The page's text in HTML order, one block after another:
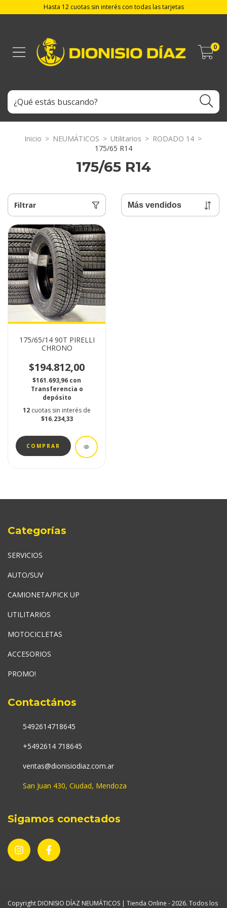
Hasta 12 cuotas sin interés con todas las tarjetas
0
Inicio > NEUMÁTICOS > Utilitarios > RODADO 14 >
175/65 R14
175/65 R14
Filtrar
175/65/14 90T PIRELLI
CHRONO
$194.812,00
$161.693,96 con
Transferencia o
depósito
12 cuotas sin interés de
$16.234,33
Categorías
SERVICIOS
AUTO/SUV
CAMIONETA/PICK UP
UTILITARIOS
MOTOCICLETAS
ACCESORIOS
PROMO!
Contactános
5492614718645
+5492614 718645
ventas@dionisiodiaz.com.ar
San Juan 430, Ciudad, Mendoza
Sigamos conectados
Copyright DIONISIO DÍAZ NEUMÁTICOS | Tienda Online - 2026. Todos los